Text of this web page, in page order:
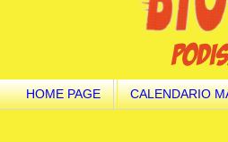
HOME PAGE CALENDARIO